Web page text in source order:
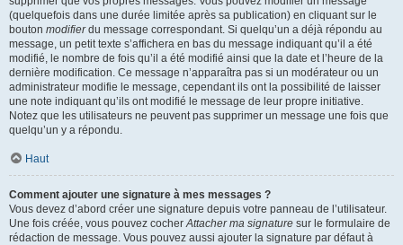
(quelquefois dans une durée limitée après sa publication) en cliquant sur le
bouton modifierdu message correspondant. Si quelqu’un a déjà répondu au
message, un petit texte s’affichera en bas du message indiquant qu’il a été
modifié, le nombre de fois qu’il a été modifié ainsi que la date et l’heure de la
dernière modification. Ce message n’apparaîtra pas si un modérateur ou un
administrateur modifie le message, cependant ils ont la possibilité de laisser
une note indiquant qu’ils ont modifié le message de leur propre initiative.
Notez que les utilisateurs ne peuvent pas supprimer un message une fois que
quelqu’un y a répondu.
Haut
Comment ajouter une signature à mes messages ?
Vous devez d’abord créer une signature depuis votre panneau de l’utilisateur.
Une fois créée, vous pouvez cocherAttacher ma signature sur le formulaire de
rédaction de message. Vous pouvez aussi ajouter la signature par défaut à